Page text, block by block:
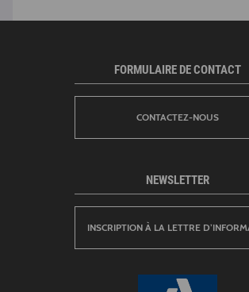
FORMULAIRE DE CONTACT
CONTACTEZ-NOUS
NEWSLETTER
INSCRIPTION À LA LETTRE